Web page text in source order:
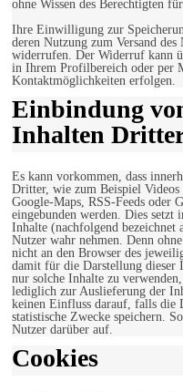
ohne Wissen des Berechtigten
Ihre Einwilligung zur
deren Nutzung zum Versand
widerrufen. Der Widerruf kann
in Ihrem Profilbereich oder per
Kontaktmöglichkeiten erfolgen.
Einbindung
Inhalten
Es kann vorkommen, dass
Dritter, wie zum Beispiel
Google-Maps, RSS-Feeds oder
eingebunden werden. Dies setzt
Inhalte (nachfolgend
Nutzer wahr nehmen. Denn
nicht an den Browser des
damit für die Darstellung dieser
nur solche Inhalte zu
lediglich zur Auslieferung der
keinen Einfluss darauf, falls
statistische Zwecke speichern.
Nutzer darüber auf.
Cookies